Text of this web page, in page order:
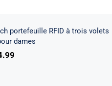
portefeuille RFID à trois volets
dames